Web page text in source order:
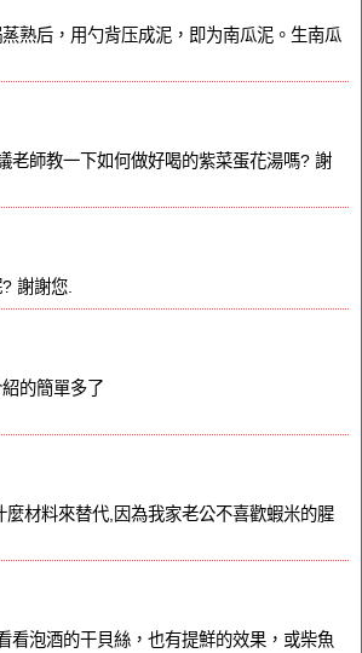
熟后，用勺背压成泥，即为南瓜泥。生南瓜
老師教一下如何做好喝的紫菜蛋花湯嗎? 謝
謝謝您.
的簡單多了
麼材料來替代,因為我家老公不喜歡蝦米的腥
看泡酒的干貝絲，也有提鮮的效果，或柴魚